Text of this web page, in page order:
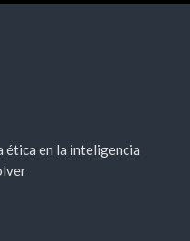
ética en la inteligencia